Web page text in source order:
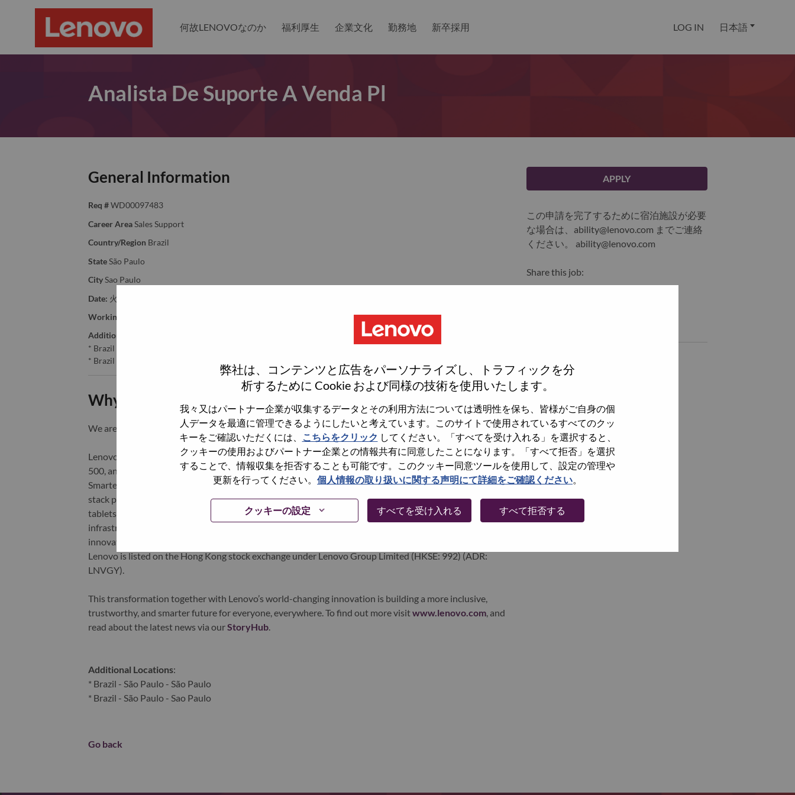
弊社は、コンテンツと広告をパーソナライズし、トラフィックを分
析するために Cookie および同様の技術を使用いたします。
我々又はパートナー企業が収集するデータとその利用方法については透明性を保ち、皆様がご自身の個
人データを最適に管理できるようにしたいと考えています。このサイトで使用されているすべてのクッ
キーをご確認いただくには、
こちらをクリック してください。「すべてを受け入れる」を選択すると、
クッキーの使用およびパートナー企業との情報共有に同意したことになります。「すべて拒否」を選択
することで、情報収集を拒否することも可能です。このクッキー同意ツールを使用して、設定の管理や
更新を行ってください。 個人情報の取り扱いに関する声明にて詳細をご確認ください
クッキーの設定 すべてを受け入れる すべて拒否する
何故LENOVOなのか 福利厚生 企業文化 勤務地 新卒採用 LOG IN 日本語
Analista De Suporte A Venda Pl
General Information
Req # WD00097483
Career Area Sales Support
Country/Region Brazil
State São Paulo
City Sao Paulo
Date: 火曜日, 6月 23, 2026
Working Time:
Additional Locations
* Brazil - São Paulo - São Paulo
* Brazil - São Paulo - Sao Paulo
Why Work at Lenovo
We are Lenovo. We do what we say. We own what we do. We WOW our customers.
Lenovo is a US$83 billion revenue global technology powerhouse, ranked #196 in the Fortune Global
500, and serving millions of customers every day in 180 markets. Focused on a bold vision to deliver
Smarter Technology for All, Lenovo has built on its success as the world’s largest PC company with a full-
stack portfolio of AI-enabled, AI-ready, and AI-optimized devices (PCs, workstations, smartphones,
tablets), infrastructure (server, storage, edge, high performance computing and software defined
infrastructure), software, solutions, and services. Lenovo’s continued investment in world-changing
innovation is building a more equitable, trustworthy, and smarter future for everyone, everywhere.
Lenovo is listed on the Hong Kong stock exchange under Lenovo Group Limited (HKSE: 992) (ADR:
LNVGY).
This transformation together with Lenovo’s world-changing innovation is building a more inclusive,
trustworthy, and smarter future for everyone, everywhere. To find out more visitwww.lenovo.com, and
read about the latest news via ourStoryHub.
Additional Locations:
* Brazil - São Paulo - São Paulo
* Brazil - São Paulo - Sao Paulo
Go back
APPLY
この申請を完了するために宿泊施設が必要
な場合は、ability@lenovo.com までご連絡
ください。 ability@lenovo.com
Share this job:
全てを見る